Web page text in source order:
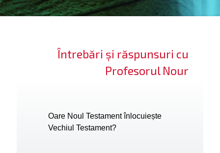
te
Întrebări și răspunsuri cu
Profesorul Nour
Oare Noul Testament înlocuiește
Vechiul Testament?